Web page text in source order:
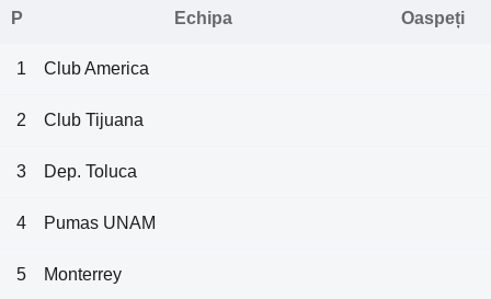
P Echipa Oaspeți
1 Club America
2 Club Tijuana
3 Dep. Toluca
4 Pumas UNAM
5 Monterrey